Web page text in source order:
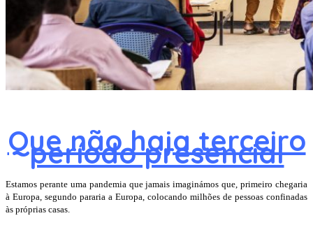
Que não haja terceiro
período presencial
Estamos perante uma pandemia que jamais imaginámos que, primeiro chegaria
à Europa, segundo pararia a Europa, colocando milhões de pessoas confinadas
às próprias casas.